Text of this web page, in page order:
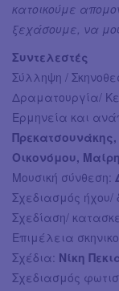
κατοικούμε
ξεχάσουμε, να
Συντελεστές
Σύλληψη /
Δραματουργία/
Ερμηνεία και
Οικονόμου,
Μουσική σύνθεση:
Σχεδιασμός
Σχεδίαση/
Επιμέλεια
Σχέδια: Νίκη
Σχεδιασμός